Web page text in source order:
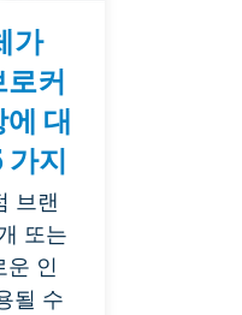
가
커
대
가지
브랜
또는
운 인
될 수